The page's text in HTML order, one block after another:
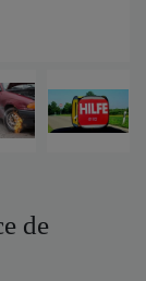
de